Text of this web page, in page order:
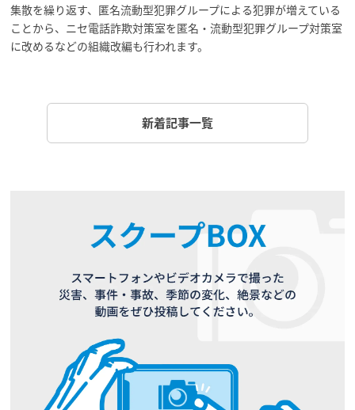
集散を繰り返す、匿名流動型犯罪グループによる犯罪が増えている
ことから、ニセ電話詐欺対策室を匿名・流動型犯罪グループ対策室
に改めるなどの組織改編も行われます。
新着記事一覧